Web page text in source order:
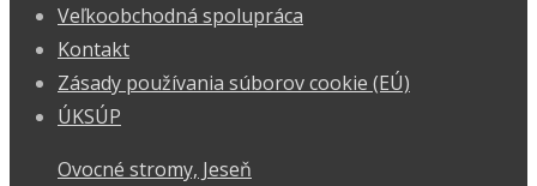
Veľkoobchodná spolupráca
Kontakt
Zásady používania súborov cookie (EÚ)
ÚKSÚP
Ovocné stromy, Jeseň